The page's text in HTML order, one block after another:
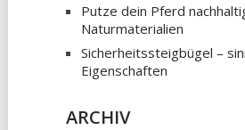
Putze dein Pferd
Naturmaterialien
Sicherheitssteigbügel –
Eigenschaften
ARCHIV